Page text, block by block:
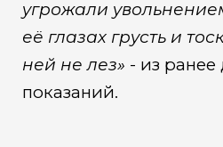
угрожали
её глазах грусть и
ней не лез» - из
показаний.